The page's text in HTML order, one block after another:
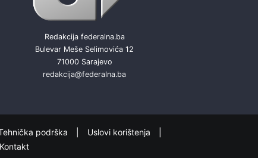
Redakcija federalna.ba
Bulevar Meše Selimovića 12
71000 Sarajevo
redakcija@federalna.ba
podrška
Uslovi korištenja
Kontakt